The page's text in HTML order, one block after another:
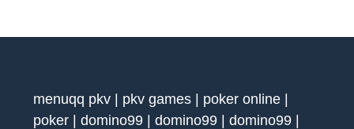
menuqq pkv pkv games poker online
poker
domino99 domino99 domino99